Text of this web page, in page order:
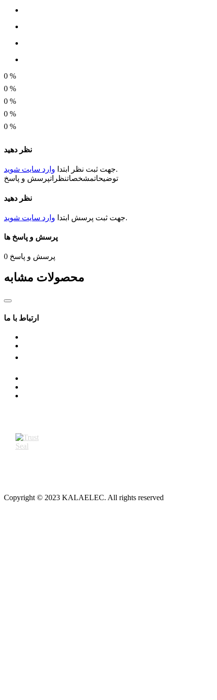
0 %
0 %
0 %
0 %
0 %
نظر دهید
جهت ثبت نظر ابتدا وارد سایت شوید
.
توضیحاتمشخصاتنظراتپرسش و پاسخ
نظر دهید
جهت ثبت پرسش ابتدا وارد سایت شوید .
پرسش و پاسخ ها
0 پرسش و پاسخ
محصولات مشابه
ارتباط با ما
Copyright © 2023 KALAELEC. All rights reserved